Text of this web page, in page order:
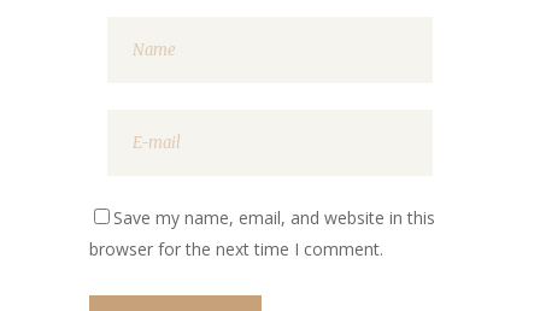
Save my name, email, and website in this
browser for the next time I comment.